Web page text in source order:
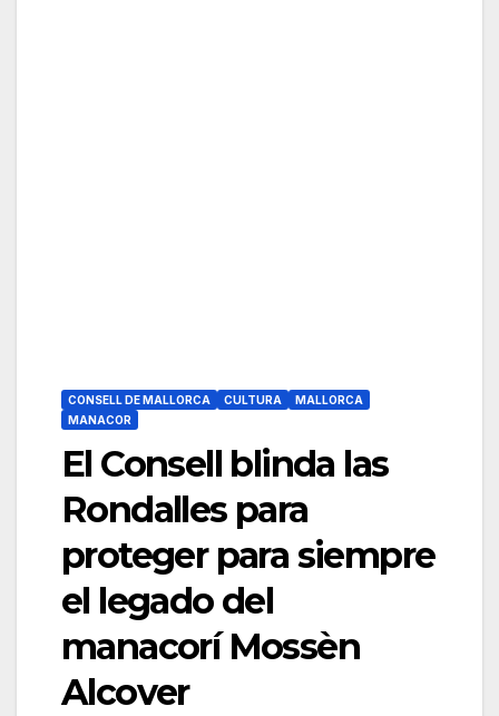
CONSELL DE MALLORCA CULTURA
MALLORCA
MANACOR
El Consell blinda las
Rondalles para
proteger para siempre
el legado del
manacorí Mossèn
Alcover